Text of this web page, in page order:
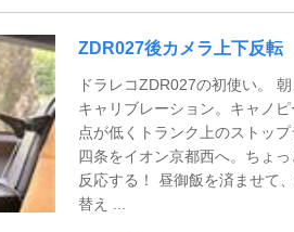
ZDR027後カメラ上下反転
ドラレコZDR027の初使い。
キャリブレーション。キャノ
点が低くトランク上のストッ
四条をイオン京都西へ。ちょ
反応する！ 昼御飯を済ませて
替え ...